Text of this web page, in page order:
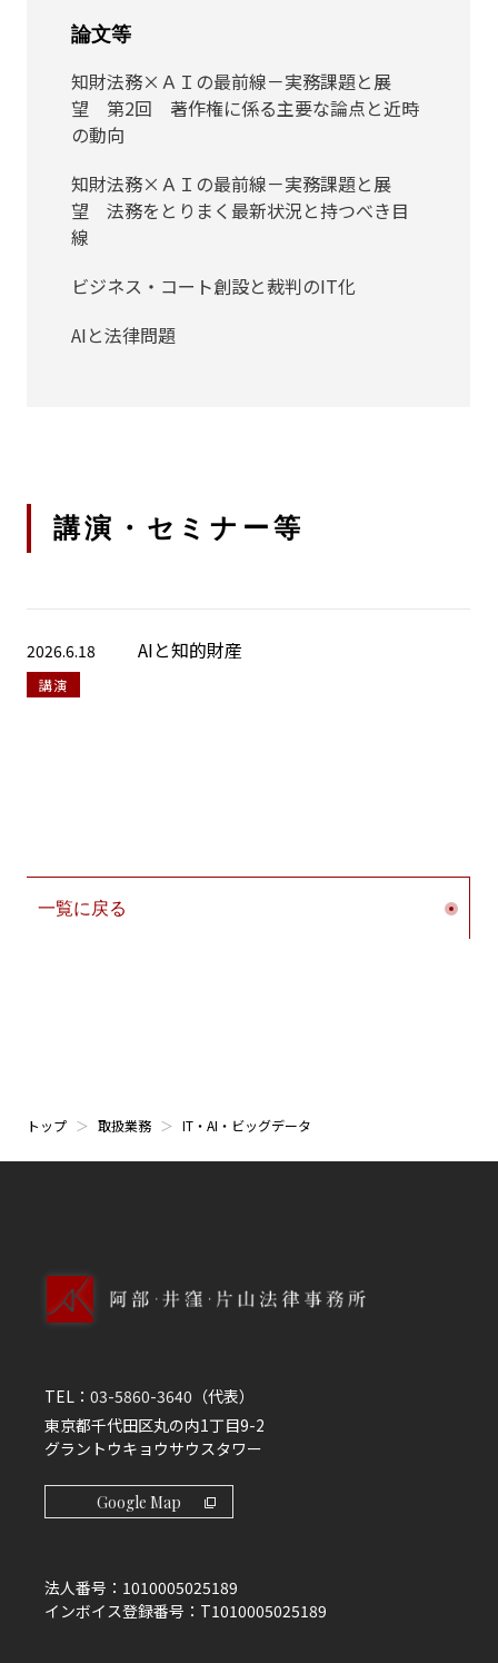
論文等
知財法務×ＡＩの最前線－実務課題と展
望 第2回 著作権に係る主要な論点と近時
の動向
知財法務×ＡＩの最前線－実務課題と展
望 法務をとりまく最新状況と持つべき目
線
ビジネス・コート創設と裁判のIT化
AIと法律問題
講演・セミナー等
2026.6.18
講演
AIと知的財産
一覧に戻る
トップ 取扱業務 IT・AI・ビッグデータ
TEL： 03-5860-3640 （代表）
東京都千代田区丸の内1丁目9-2
グラントウキョウサウスタワー
Google Map
法人番号： 1010005025189
インボイス登録番号： T1010005025189